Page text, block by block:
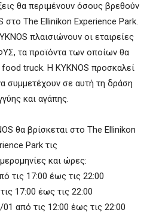
θα περιμένουν όσους βρεθούν
στο The Ellinikon Experience Park.
πλαισιώνουν οι εταιρείες
τα προϊόντα των οποίων θα
food truck. Η KYKNOS προσκαλεί
συμμετέχουν σε αυτή τη δράση
και αγάπης.
θα βρίσκεται στο The Ellinikon
Park τις
και ώρες:
τις 17:00 έως τις 22:00
17:00 έως τις 22:00
από τις 12:00 έως τις 22:00